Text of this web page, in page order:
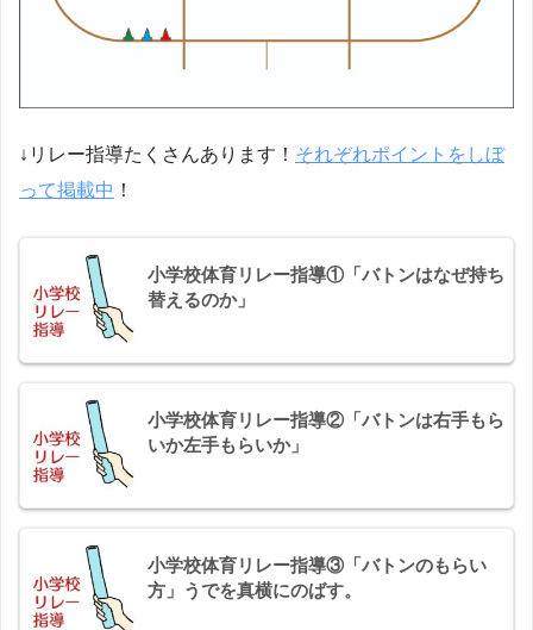
↓リレー指導たくさんあります！ それぞれポイントをしぼ
って掲載中 ！
小学校体育リレー指導①「バトンはなぜ持ち
替えるのか」
小学校体育リレー指導②「バトンは右手もら
いか左手もらいか」
小学校体育リレー指導③「バトンのもらい
方」うでを真横にのばす。